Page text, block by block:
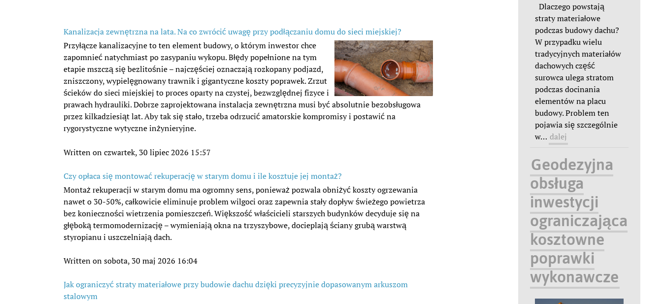
Kanalizacja zewnętrzna na lata. Na co zwrócić uwagę przy podłączaniu domu do sieci miejskiej?
Przyłącze kanalizacyjne to ten element budowy, o którym inwestor chce
zapomnieć natychmiast po zasypaniu wykopu. Błędy popełnione na tym
etapie mszczą się bezlitośnie – najczęściej oznaczają rozkopany podjazd,
zniszczony, wypielęgnowany trawnik i gigantyczne koszty poprawek. Zrzut
ścieków do sieci miejskiej to proces oparty na czystej, bezwzględnej fizyce i
prawach hydrauliki. Dobrze zaprojektowana instalacja zewnętrzna musi być absolutnie bezobsługowa
przez kilkadziesiąt lat. Aby tak się stało, trzeba odrzucić amatorskie kompromisy i postawić na
rygorystyczne wytyczne inżynieryjne.
Written on czwartek, 30 lipiec 2026 15:57
Czy opłaca się montować rekuperację w starym domu i ile kosztuje jej montaż?
Montaż rekuperacji w starym domu ma ogromny sens, ponieważ pozwala obniżyć koszty ogrzewania
nawet o 30-50%, całkowicie eliminuje problem wilgoci oraz zapewnia stały dopływ świeżego powietrza
bez konieczności wietrzenia pomieszczeń. Większość właścicieli starszych budynków decyduje się na
głęboką termomodernizację – wymieniają okna na trzyszybowe, docieplają ściany grubą warstwą
styropianu i uszczelniają dach.
Written on sobota, 30 maj 2026 16:04
Jak ograniczyć straty materiałowe przy budowie dachu dzięki precyzyjnie dopasowanym arkuszom
stalowym
Dlaczego powstają
straty materiałowe
podczas budowy dachu?
W przypadku wielu
tradycyjnych materiałów
dachowych część
surowca ulega stratom
podczas docinania
elementów na placu
budowy. Problem ten
pojawia się szczególnie
w… dalej
Geodezyjna
obsługa
inwestycji
ograniczająca
kosztowne
poprawki
wykonawcze